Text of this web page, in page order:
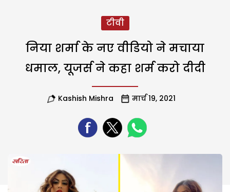
टीवी
निया शर्मा के नए वीडियो ने मचाया
धमाल, यूजर्स ने कहा शर्म करो दीदी
Kashish Mishra मार्च 19, 2021